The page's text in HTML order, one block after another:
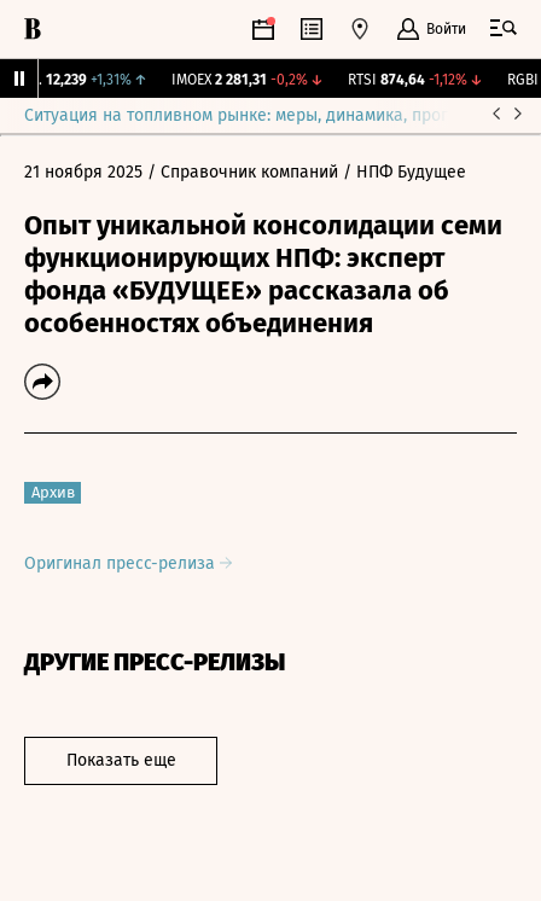
Войти
12,239 +1,31% ↑ IMOEX 2 281,31 -0,2%↓ RTSI 874,64 -1,12%↓ RGBI
Ситуация на топливном рынке: меры, динамика, прогнозы
21 ноября 2025 / Справочник компаний / НПФ Будущее
Опыт уникальной консолидации семи
функционирующих НПФ: эксперт
фонда «БУДУЩЕЕ» рассказала об
особенностях объединения
Архив
Оригинал пресс-релиза
ДРУГИЕ ПРЕСС-РЕЛИЗЫ
Показать еще